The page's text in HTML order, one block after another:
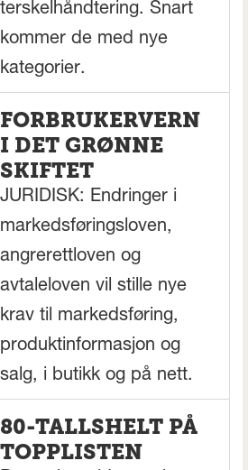
terskelhåndtering. Snart
kommer de med nye
kategorier.
FORBRUKERVERN
I DET GRØNNE
SKIFTET
JURIDISK: Endringer i
markedsføringsloven,
angrerettloven og
avtaleloven vil stille nye
krav til markedsføring,
produktinformasjon og
salg, i butikk og på nett.
80-TALLSHELT PÅ
TOPPLISTEN